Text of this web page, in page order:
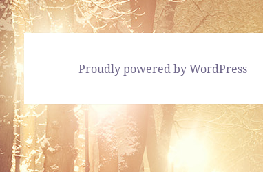
Proudly powered by WordPress